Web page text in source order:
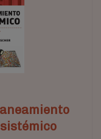
sistémico